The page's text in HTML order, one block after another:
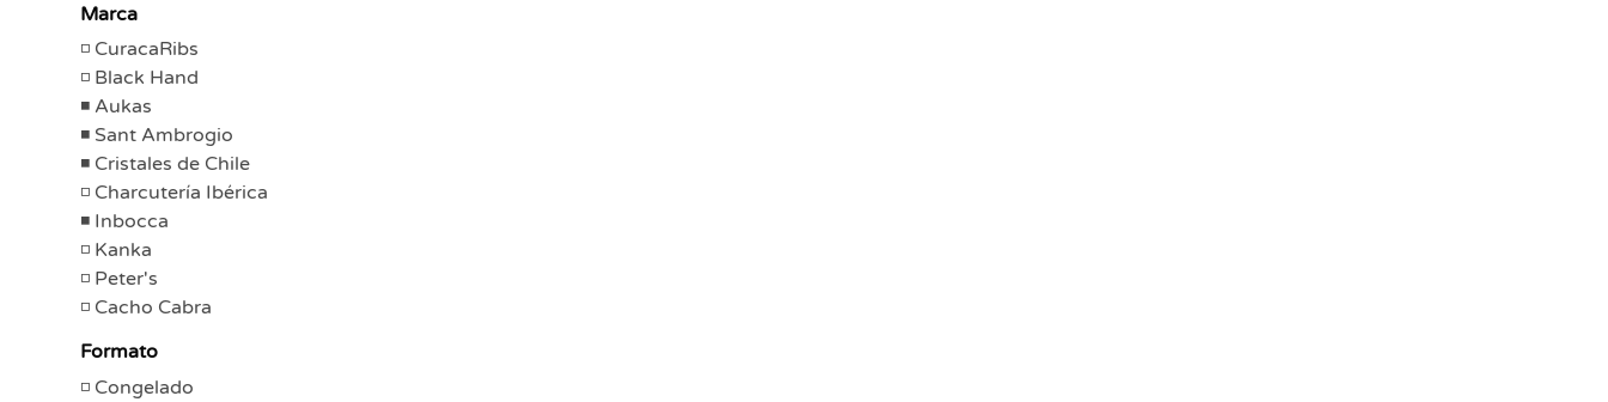
Marca
CuracaRibs
Black Hand
Aukas
Sant Ambrogio
Cristales de Chile
Charcutería Ibérica
Inbocca
Kanka
Peter's
Cacho Cabra
Formato
Congelado